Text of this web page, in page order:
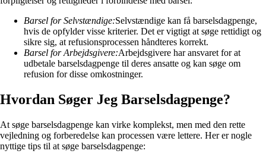
Barsel for Selvstændige:Selvstændige kan få barselsdagpenge,
hvis de opfylder visse kriterier. Det er vigtigt at søge rettidigt og
sikre sig, at refusionsprocessen håndteres korrekt.
Barsel for Arbejdsgivere:Arbejdsgivere har ansvaret for at
udbetale barselsdagpenge til deres ansatte og kan søge om
refusion for disse omkostninger.
Hvordan Søger Jeg Barselsdagpenge?
At søge barselsdagpenge kan virke komplekst, men med den rette
vejledning og forberedelse kan processen være lettere. Her er nogle
nyttige tips til at søge barselsdagpenge: